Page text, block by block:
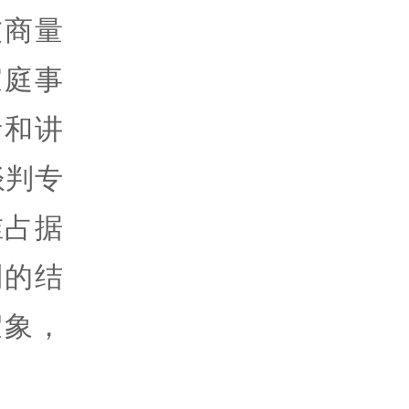
量
事
讲
专
据
结
，